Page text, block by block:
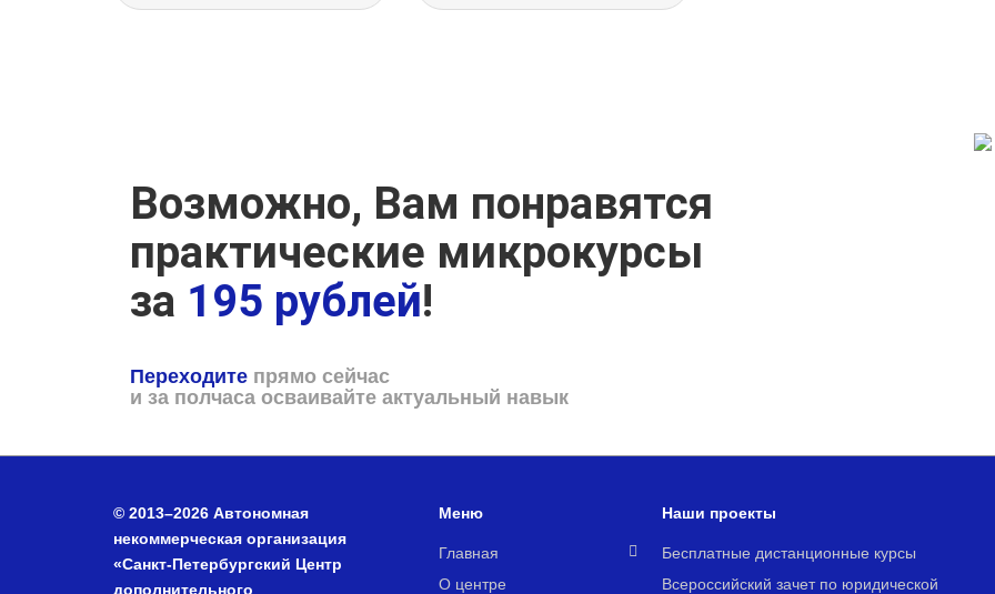
Возможно, Вам понравятся
практические микрокурсы
за 195 рублей!
Переходите прямо сейчас
и за полчаса осваивайте актуальный навык
© 2013–2026 Автономная
некоммерческая организация
«Санкт-Петербургский Центр
дополнительного
Меню
Главная
О центре
Наши проекты
Бесплатные дистанционные курсы
Всероссийский зачет по юридической